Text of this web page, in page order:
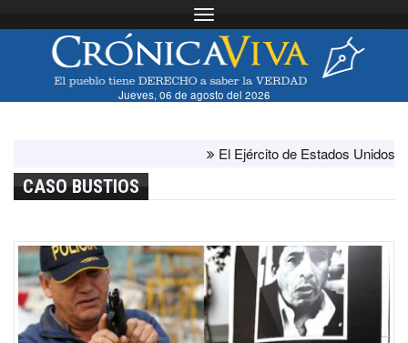
Toggle navigation
Jueves, 06 de agosto del 2026
El Ejército de Estados Unidos ha
CASO BUSTIOS